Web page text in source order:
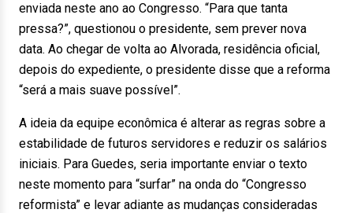
enviada neste ano ao Congresso. “Para que tanta
pressa?”, questionou o presidente, sem prever nova
data. Ao chegar de volta ao Alvorada, residência oficial,
depois do expediente, o presidente disse que a reforma
“será a mais suave possível”.
A ideia da equipe econômica é alterar as regras sobre a
estabilidade de futuros servidores e reduzir os salários
iniciais. Para Guedes, seria importante enviar o texto
neste momento para “surfar” na onda do “Congresso
reformista” e levar adiante as mudanças consideradas